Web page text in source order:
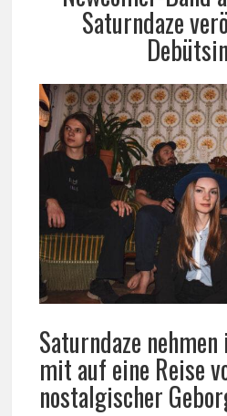
Saturndaze
Saturndaze
mit auf eine Reise
nostalgischer